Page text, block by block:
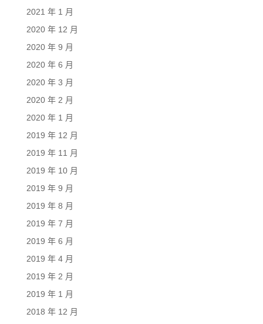
2021 年 1 月
2020 年 12 月
2020 年 9 月
2020 年 6 月
2020 年 3 月
2020 年 2 月
2020 年 1 月
2019 年 12 月
2019 年 11 月
2019 年 10 月
2019 年 9 月
2019 年 8 月
2019 年 7 月
2019 年 6 月
2019 年 4 月
2019 年 2 月
2019 年 1 月
2018 年 12 月